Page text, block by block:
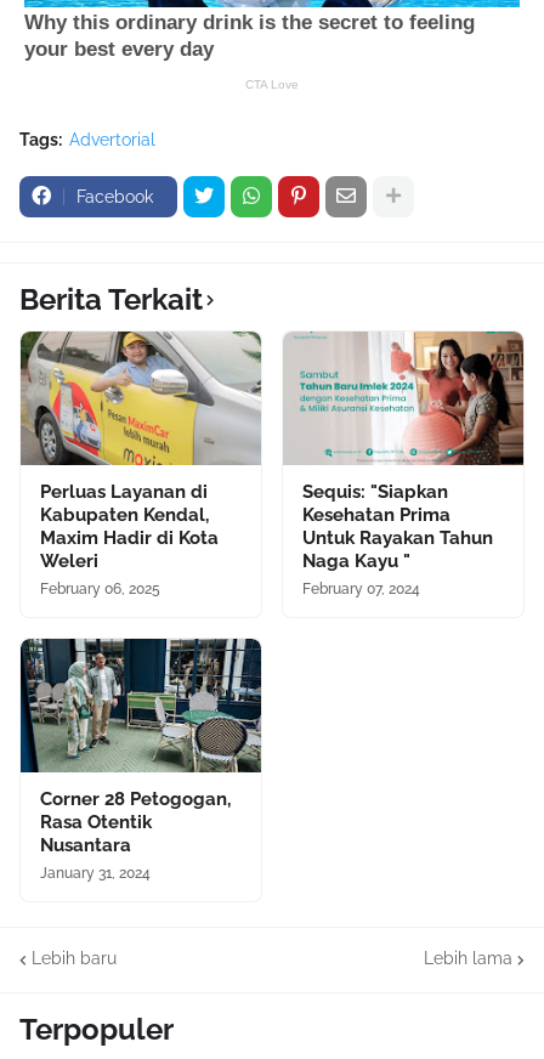
Tags: Advertorial
Facebook
Berita Terkait
Perluas Layanan di
Kabupaten Kendal,
Maxim Hadir di Kota
Weleri
February 06, 2025
Sequis: "Siapkan
Kesehatan Prima
Untuk Rayakan Tahun
Naga Kayu "
February 07, 2024
Corner 28 Petogogan,
Rasa Otentik
Nusantara
January 31, 2024
Lebih baru Lebih lama
Terpopuler